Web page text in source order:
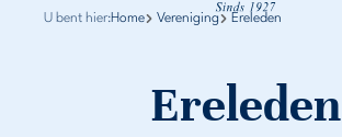
U bent hier:Home Vereniging Ereleden
Ereleden